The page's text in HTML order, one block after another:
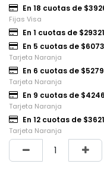
En 18 cuotas de
Fijas Visa
En 1 cuotas de
En 5 cuotas de
Tarjeta Naranja
En 6 cuotas de
Tarjeta Naranja
En 9 cuotas de
Tarjeta Naranja
En 12 cuotas de
Tarjeta Naranja